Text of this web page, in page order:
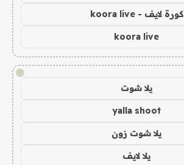
كورة لايف - koora live
koora live
!
يلا شوت
yalla shoot
يلا شوت زون
يلا لايف